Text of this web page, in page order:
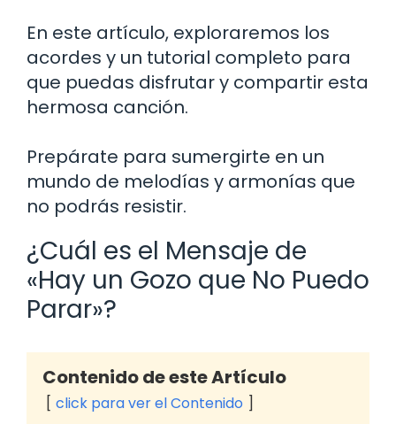
En este artículo, exploraremos los
acordes y un tutorial completo para
que puedas disfrutar y compartir esta
hermosa canción.
Prepárate para sumergirte en un
mundo de melodías y armonías que
no podrás resistir.
¿Cuál es el Mensaje de
«Hay un Gozo que No Puedo
Parar»?
Contenido de este Artículo
click para ver el Contenido